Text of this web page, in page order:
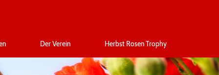
Der Verein Herbst Rosen Trophy